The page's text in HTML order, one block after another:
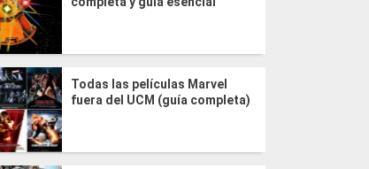
Todas las películas Marvel
fuera del UCM (guía completa)